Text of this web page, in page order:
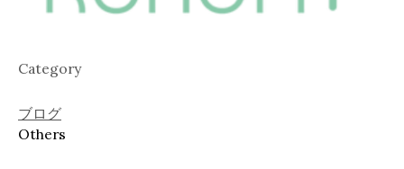
Category
ブログ
Others